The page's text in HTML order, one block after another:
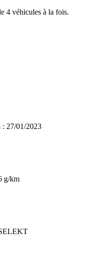
4 véhicules à la fois.
: 27/01/2023
g/km